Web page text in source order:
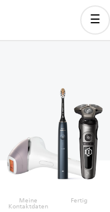
Meine
Kontaktdaten
Fertig